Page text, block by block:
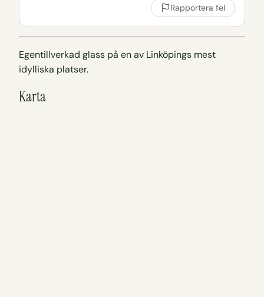
Rapportera fel
Egentillverkad glass på en av Linköpings mest
idylliska platser.
Karta